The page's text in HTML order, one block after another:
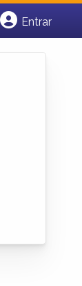
Entrar